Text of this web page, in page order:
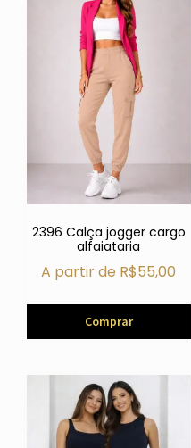
2396 Calça jogger cargo
alfaiataria
A partir de R$55,00
Comprar